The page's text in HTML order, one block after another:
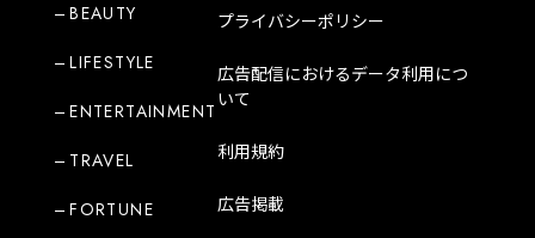
BEAUTY
LIFESTYLE
ENTERTAINMENT
TRAVEL
FORTUNE
プライバシーポリシー
広告配信におけるデータ利用につ
いて
利用規約
広告掲載